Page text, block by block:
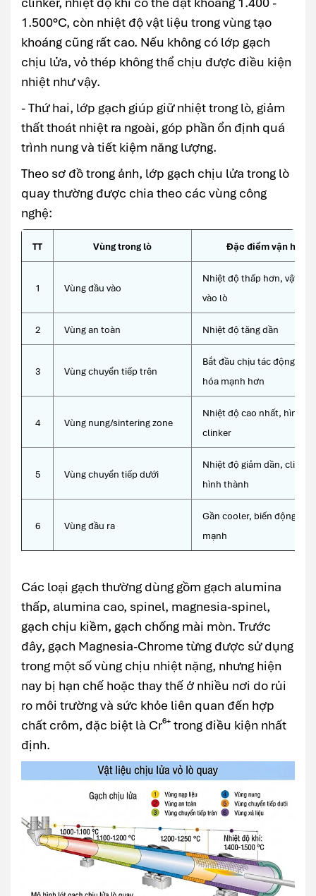
1.500°C, còn nhiệt độ vật liệu trong vùng tạo
khoáng cũng rất cao. Nếu không có lớp gạch
chịu lửa, vỏ thép không thể chịu được điều kiện
nhiệt như vậy.
- Thứ hai, lớp gạch giúp giữ nhiệt trong lò, giảm
thất thoát nhiệt ra ngoài, góp phần ổn định quá
trình nung và tiết kiệm năng lượng.
Theo sơ đồ trong ảnh, lớp gạch chịu lửa trong lò
quay thường được chia theo các vùng công
nghệ:
TT Vùng trong lò Đặc điểm vận hành
1 Vùng đầu vào
Nhiệt độ thấp hơn, vật
vào lò
2 Vùng an toàn Nhiệt độ tăng dần
3 Vùng chuyển tiếp trên
Bắt đầu chịu tác động
hóa mạnh hơn
4 Vùng nung/sintering zone
Nhiệt độ cao nhất, hình
clinker
5 Vùng chuyển tiếp dưới
Nhiệt độ giảm dần, clinker
hình thành
6 Vùng đầu ra
Gần cooler, biến động
mạnh
Các loại gạch thường dùng gồm gạch alumina
thấp, alumina cao, spinel, magnesia-spinel,
gạch chịu kiềm, gạch chống mài mòn. Trước
đây, gạch Magnesia-Chrome từng được sử dụng
trong một số vùng chịu nhiệt nặng, nhưng hiện
nay bị hạn chế hoặc thay thế ở nhiều nơi do rủi
ro môi trường và sức khỏe liên quan đến hợp
chất crôm, đặc biệt là Cr⁶⁺ trong điều kiện nhất
định.